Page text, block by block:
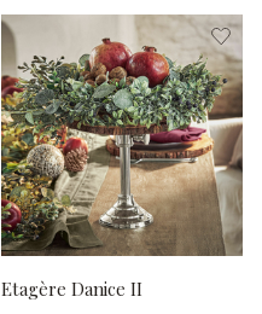
Etagère Danice II